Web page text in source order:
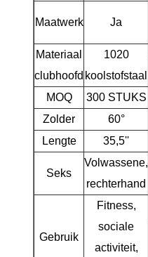
Maatwerk Ja
Materiaal
clubhoofd
1020
koolstofstaal
MOQ 300 STUKS
Zolder
60°
Lengte
35,5''
Seks
Volwassene,
rechterhand
Gebruik
Fitness,
sociale
activiteit,